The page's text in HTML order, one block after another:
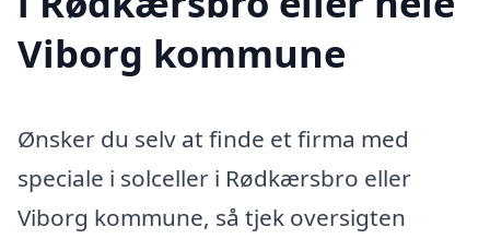
Viborg kommune
Ønsker du selv at finde et firma med
speciale i solceller i Rødkærsbro eller
Viborg kommune, så tjek oversigten